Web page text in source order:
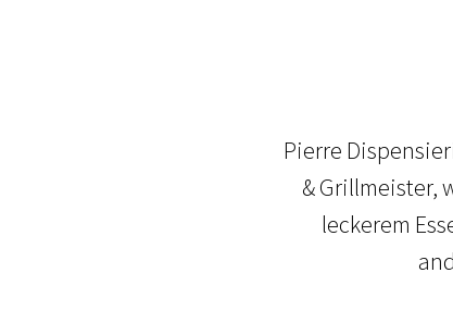
Pierre
& Grillmeister,
leckerem